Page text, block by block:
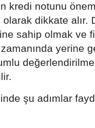
kredi notunu
dikkate alır.
sahip olmak ve
yerine
şu adımlar